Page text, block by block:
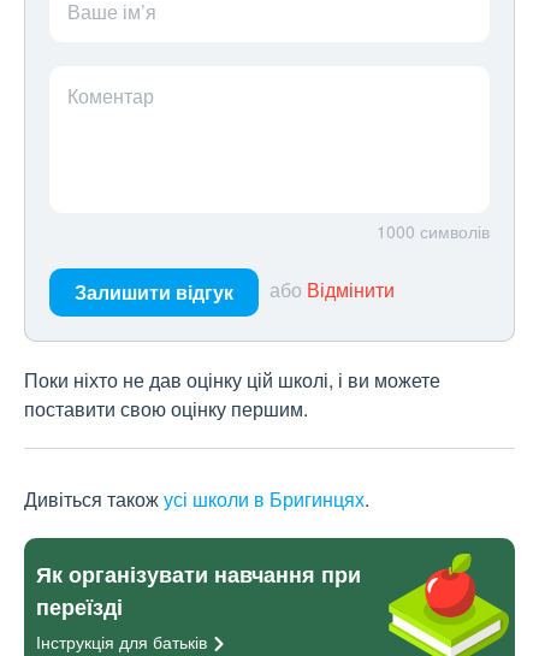
Ваше ім’я
Коментар
1000 символів
Залишити відгук або Відмінити
Поки ніхто не дав оцінку цій школі, і ви можете
поставити свою оцінку першим.
Дивіться такожусі школи в Бригинцях.
Як організувати навчання при
переїзді
Інструкція для батьків